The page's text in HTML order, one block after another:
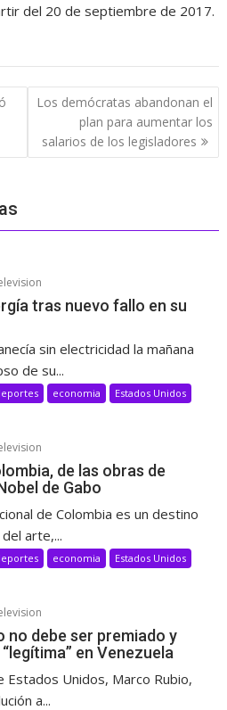
del 20 de septiembre de 2017.
Los demócratas abandonan el
plan para aumentar los
salarios de los legisladores
tras nuevo fallo en su
sin electricidad la mañana
de su...
economia Estados Unidos
de las obras de
de Gabo
de Colombia es un destino
arte,...
economia Estados Unidos
no debe ser premiado y
en Venezuela
Unidos, Marco Rubio,
a...